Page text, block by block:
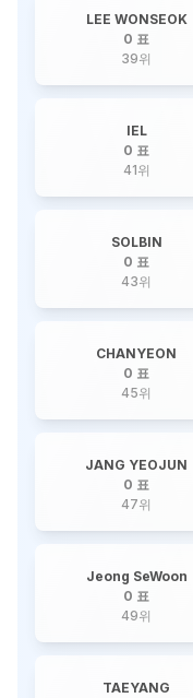
LEE WONSEOK
0 표
39위
IEL
0 표
41위
SOLBIN
0 표
43위
CHANYEON
0 표
45위
JANG YEOJUN
0 표
47위
Jeong SeWoon
0 표
49위
TAEYANG